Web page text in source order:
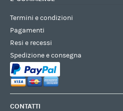
Termini e condizioni
Pagamenti
Resi e recessi
Spedizione e consegna
CONTATTI